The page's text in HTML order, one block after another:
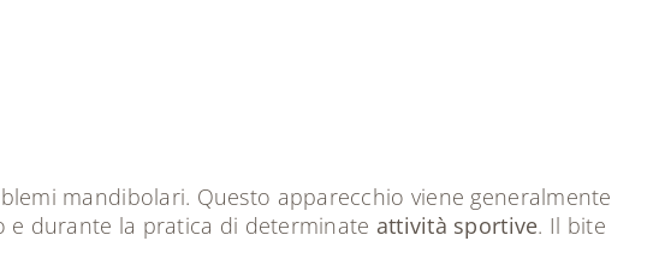
mandibolari. Questo apparecchio viene generalmente
e durante la pratica di determinate attività sportive. Il bite